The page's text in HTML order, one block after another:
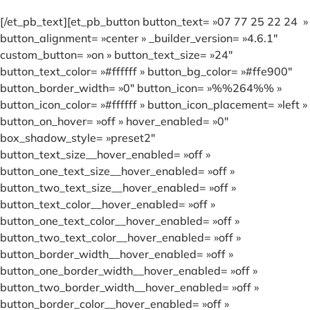
[/et_pb_text][et_pb_button button_text= »07 77 25 22 24 »
button_alignment= »center » _builder_version= »4.6.1″
custom_button= »on » button_text_size= »24″
button_text_color= »#ffffff » button_bg_color= »#ffe900″
button_border_width= »0″ button_icon= »%%264%% »
button_icon_color= »#ffffff » button_icon_placement= »left »
button_on_hover= »off » hover_enabled= »0″
box_shadow_style= »preset2″
button_text_size__hover_enabled= »off »
button_one_text_size__hover_enabled= »off »
button_two_text_size__hover_enabled= »off »
button_text_color__hover_enabled= »off »
button_one_text_color__hover_enabled= »off »
button_two_text_color__hover_enabled= »off »
button_border_width__hover_enabled= »off »
button_one_border_width__hover_enabled= »off »
button_two_border_width__hover_enabled= »off »
button_border_color__hover_enabled= »off »